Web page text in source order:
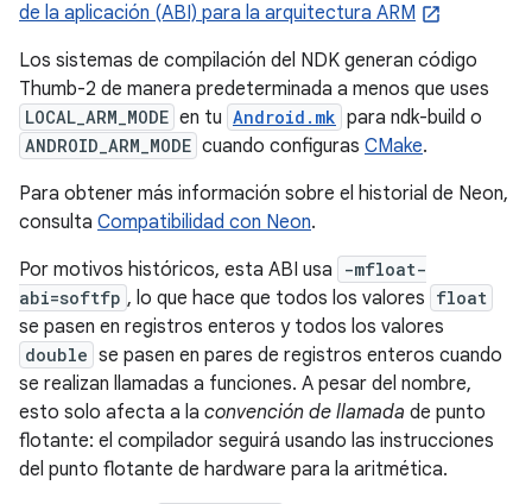
de la aplicación (ABI) para la arquitectura ARM
Los sistemas de compilación del NDK generan código
Thumb-2 de manera predeterminada a menos que uses
LOCAL_ARM_MODE en tu Android.mk para ndk-build o
ANDROID_ARM_MODE cuando configuras CMake.
Para obtener más información sobre el historial de Neon,
consulta Compatibilidad con Neon.
Por motivos históricos, esta ABI usa
-mfloat-
abi=softfp , lo que hace que todos los valores float
se pasen en registros enteros y todos los valores
double se pasen en pares de registros enteros cuando
se realizan llamadas a funciones. A pesar del nombre,
esto solo afecta a la convención de llamada de punto
flotante: el compilador seguirá usando las instrucciones
del punto flotante de hardware para la aritmética.